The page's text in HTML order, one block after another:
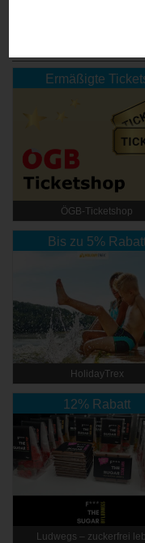
Ermäßigte
ÖGB-Ticketshop
Bis zu 5%
HolidayTrex
12% Rabatt
Ludwegs – zuckerfrei